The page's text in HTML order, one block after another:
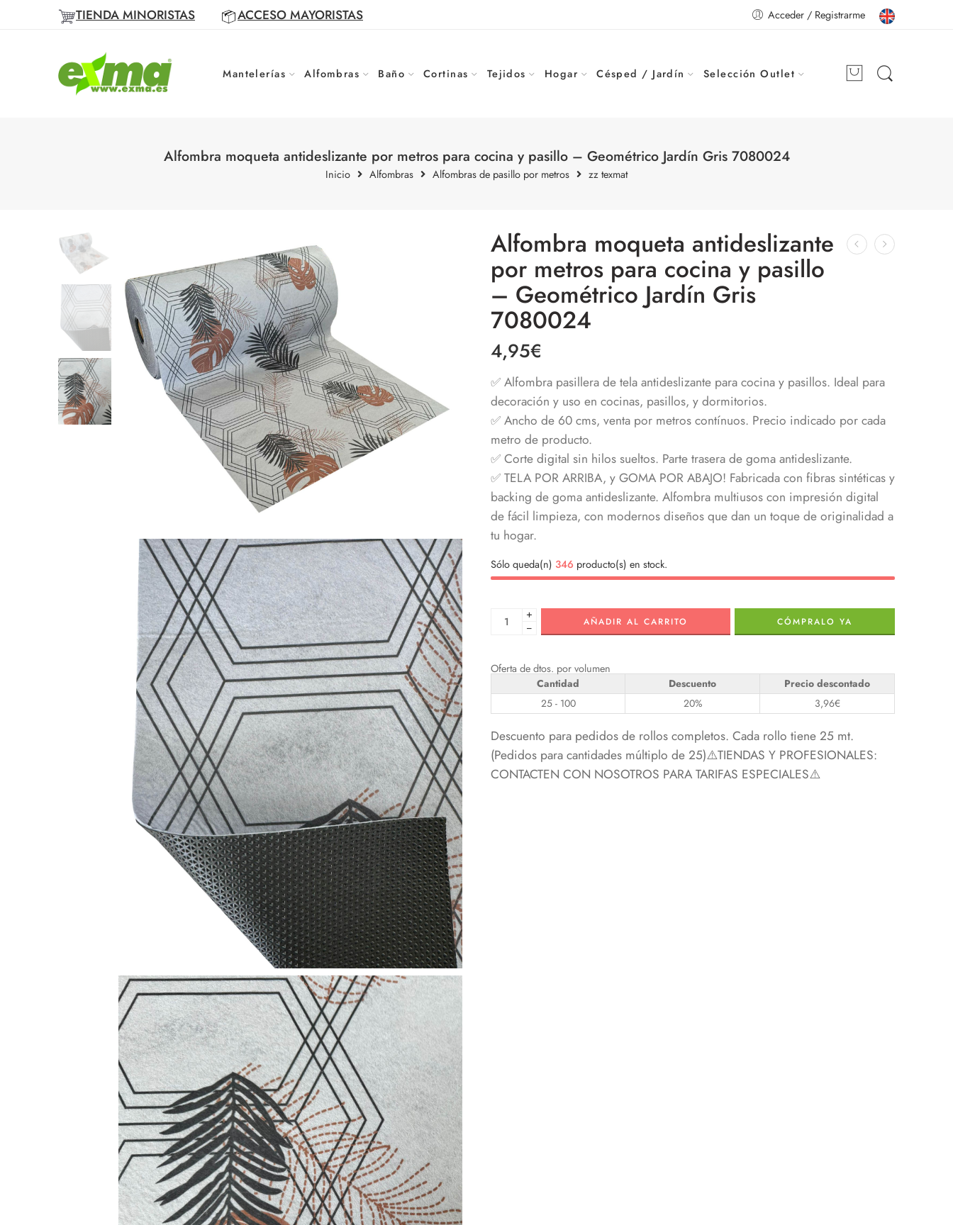
TIENDA MINORISTAS ACCESO MAYORISTAS Acceder / Registrarme
Mantelerías Alfombras Baño Cortinas Tejidos Hogar Césped / Jardín Selección Outlet
Alfombra moqueta antideslizante por metros para cocina y pasillo – Geométrico Jardín Gris 7080024
Inicio Alfombras Alfombras de pasillo por metros zz texmat
Alfombra moqueta antideslizante
por metros para cocina y pasillo
– Geométrico Jardín Gris
7080024
4,95€
✅ Alfombra pasillera de tela antideslizante para cocina y pasillos. Ideal para
decoración y uso en cocinas, pasillos, y dormitorios.
✅ Ancho de 60 cms, venta por metros contínuos. Precio indicado por cada
metro de producto.
✅ Corte digital sin hilos sueltos. Parte trasera de goma antideslizante.
✅ TELA POR ARRIBA, y GOMA POR ABAJO! Fabricada con fibras sintéticas y
backing de goma antideslizante. Alfombra multiusos con impresión digital
de fácil limpieza, con modernos diseños que dan un toque de originalidad a
tu hogar.
Sólo queda(n) 346 producto(s) en stock.
+
−
AÑADIR AL CARRITO CÓMPRALO YA
Oferta de dtos. por volumen
Cantidad Descuento
Precio descontado
25 - 100
20% 3,96€
Descuento para pedidos de rollos completos. Cada rollo tiene 25 mt.
(Pedidos para cantidades múltiplo de 25)⚠️TIENDAS Y PROFESIONALES:
CONTACTEN CON NOSOTROS PARA TARIFAS ESPECIALES⚠️